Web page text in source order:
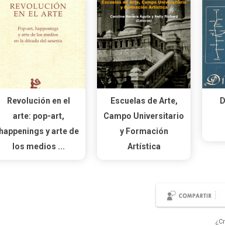
Revolución en el
arte: pop-art,
happenings y arte de
los medios ...
Escuelas de Arte,
Campo Universitario
y Formación
Artística